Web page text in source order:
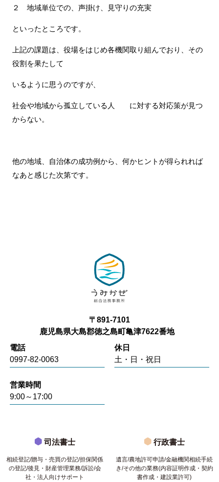
２ 地域単位での、声掛け、見守りの充実
といったところです。
上記の課題は、役場をはじめ各機関取り組んでおり、その
役割を果たして
いるように思うのですが、
社会や地域から孤立している人 に対する対応策が見つ
からない。
他の地域、自治体の成功例から、何かヒントが得られれば
なあと感じた次第です。
〒891-7101
鹿児島県大島郡徳之島町亀津7622番地
電話
0997-82-0063
休日
土・日・祝日
営業時間
9:00～17:00
司法書士
相続登記/贈与・売買の登記/担保関係
の登記/後見・財産管理業務/訴訟/会
社・法人向けサポート
行政書士
遺言/農地許可申請/金融機関相続手続
き/その他の業務(内容証明作成・契約
書作成・建設業許可)